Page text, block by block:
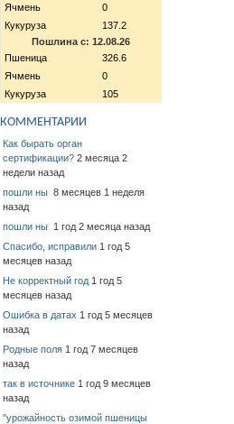
Ячмень
0
Кукуруза
137.2
Пошлина с: 12.08.26
Пшеница
326.6
Ячмень
0
Кукуруза
105
КОММЕНТАРИИ
Как бырать орган
сертификации? 2 месяца 2
недели назад
пошли ны 8 месяцев 1 неделя
назад
пошли ны 1 год 2 месяца назад
Спасибо, исправили 1 год 5
месяцев назад
Не корректный год 1 год 5
месяцев назад
Ошибка в датах 1 год 5 месяцев
назад
Родные поля 1 год 7 месяцев
назад
так в источнике 1 год 9 месяцев
назад
"урожайность озимой пшеницы